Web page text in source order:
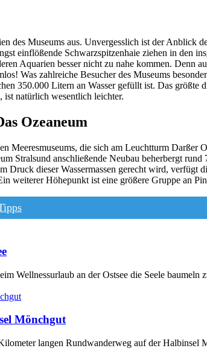
des Museums aus. Unvergesslich ist der
einflößende Schwarzspitzenhaie ziehen in den
Aquarien besser nicht zu nahe kommen.
Was zahlreiche Besucher des Museums
350.000 Litern an Wasser gefüllt ist. Das
ist natürlich wesentlich leichter.
Ozeaneum
Meeresmuseums, die sich am Leuchtturm
Stralsund anschließende Neubau beherbergt
Druck dieser Wassermassen gerecht wird,
weiterer Höhepunkt ist eine größere Gruppe an
Wellnessurlaub an der Ostsee die Seele baumeln
Mönchgut
langen Rundwanderweg auf der Halbinsel